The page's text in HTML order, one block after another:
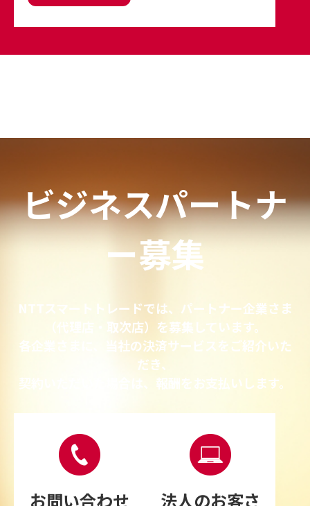
ビジネスパートナ
ー募集
NTTスマートトレードでは、パートナー企業さま
（代理店‧取次店）を募集しています。
各企業さまに、当社の決済サービスをご紹介いた
だき、
契約いただいた場合は、報酬をお⽀払いします。
お問い合わせ
法⼈のお客さ